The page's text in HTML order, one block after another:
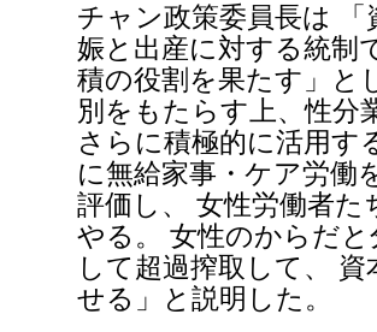
チャン政策委員長は
娠と出産に対する統制
積の役割を果たす」と
別をもたらす上、性分
さらに積極的に活用す
に無給家事・ケア労働
評価し、 女性労働者
やる。 女性のからだ
して超過搾取して、
せる」と説明した。